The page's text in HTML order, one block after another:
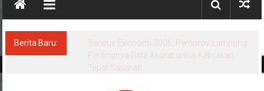
Mitra
Terpercaya
Berita Baru:
Sensus Ekonomi 2026, Pemprov Lampung:
Pentingnya Data Akurat untuk Kebijakan
Tepat Sasaran